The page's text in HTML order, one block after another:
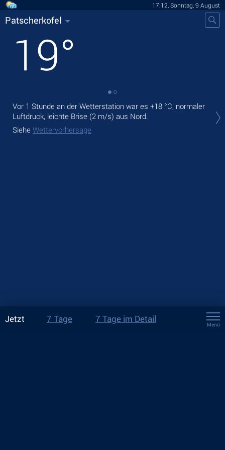
17:12, Sonntag, 9 August
Patscherkofel
19°
Vor 1 Stunde an der Wetterstation war es +18 °C, normaler
Luftdruck, leichte Brise (2 m/s) aus Nord.
Siehe Wettervorhersage
Jetzt 7 Tage 7 Tage im Detail
Menü